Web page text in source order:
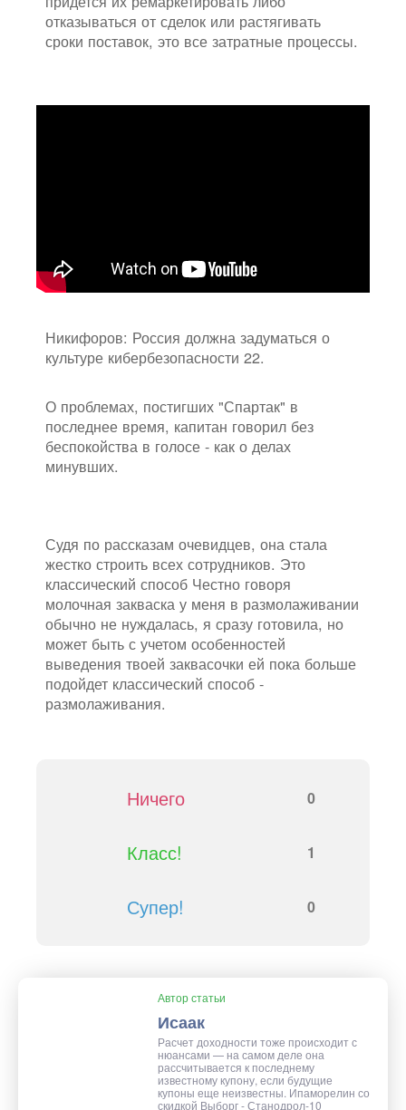
отказываться от сделок или растягивать
сроки поставок, это все затратные процессы.
Никифоров: Россия должна задуматься о
культуре кибербезопасности 22.
О проблемах, постигших "Спартак" в
последнее время, капитан говорил без
беспокойства в голосе - как о делах
минувших.
Судя по рассказам очевидцев, она стала
жестко строить всех сотрудников. Это
классический способ Честно говоря
молочная закваска у меня в размолаживании
обычно не нуждалась, я сразу готовила, но
может быть с учетом особенностей
выведения твоей заквасочки ей пока больше
подойдет классический способ -
размолаживания.
Ничего 0
Класс! 1
Супер! 0
Автор статьи
Исаак
Расчет доходности тоже происходит с
нюансами — на самом деле она
рассчитывается к последнему
известному купону, если будущие
купоны еще неизвестны. Ипаморелин со
скидкой Выборг - Станодрол-10